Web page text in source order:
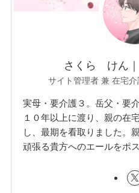
さくら けん
サイト管理者 兼 在宅
実母・要介護３。岳父・要
１０年以上に渡り、親の在
し、最期を看取りました。
頑張る貴方へのエールをポ